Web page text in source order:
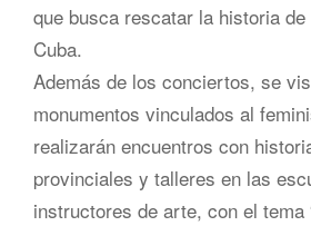
que busca rescatar la historia
Cuba.
Además de los conciertos, se
monumentos vinculados al
realizarán encuentros con
provinciales y talleres en las
instructores de arte, con el